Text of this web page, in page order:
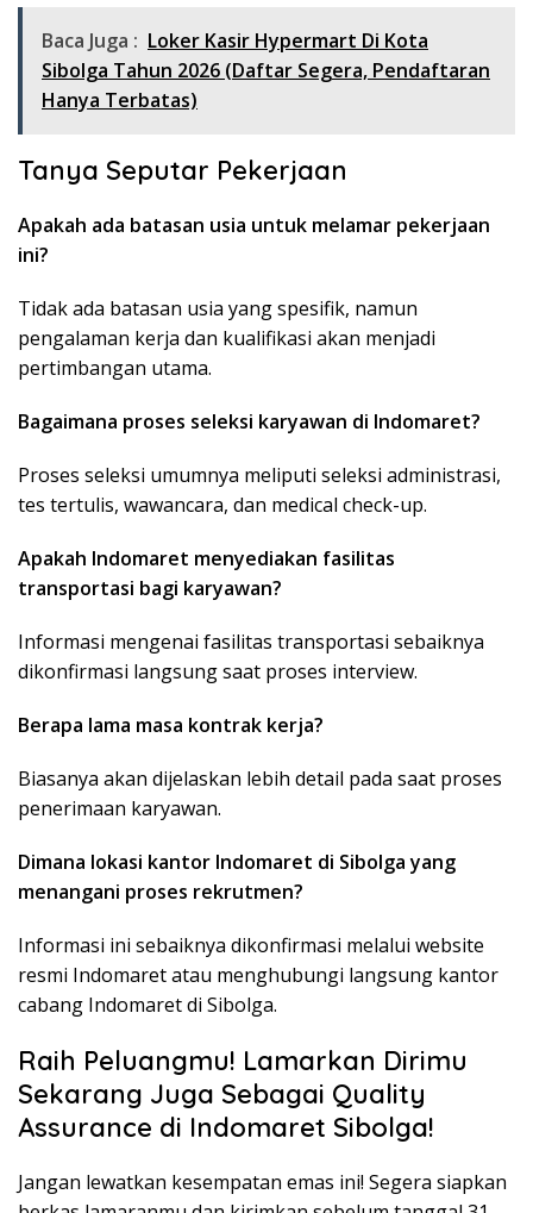
Baca Juga : Loker Kasir Hypermart Di Kota
Sibolga Tahun 2026 (Daftar Segera, Pendaftaran
Hanya Terbatas)
Tanya Seputar Pekerjaan
Apakah ada batasan usia untuk melamar pekerjaan
ini?
Tidak ada batasan usia yang spesifik, namun
pengalaman kerja dan kualifikasi akan menjadi
pertimbangan utama.
Bagaimana proses seleksi karyawan di Indomaret?
Proses seleksi umumnya meliputi seleksi administrasi,
tes tertulis, wawancara, dan medical check-up.
Apakah Indomaret menyediakan fasilitas
transportasi bagi karyawan?
Informasi mengenai fasilitas transportasi sebaiknya
dikonfirmasi langsung saat proses interview.
Berapa lama masa kontrak kerja?
Biasanya akan dijelaskan lebih detail pada saat proses
penerimaan karyawan.
Dimana lokasi kantor Indomaret di Sibolga yang
menangani proses rekrutmen?
Informasi ini sebaiknya dikonfirmasi melalui website
resmi Indomaret atau menghubungi langsung kantor
cabang Indomaret di Sibolga.
Raih Peluangmu! Lamarkan Dirimu
Sekarang Juga Sebagai Quality
Assurance di Indomaret Sibolga!
Jangan lewatkan kesempatan emas ini! Segera siapkan